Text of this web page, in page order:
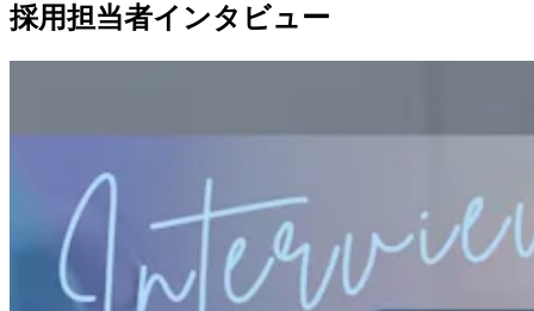
採用担当者インタビュー